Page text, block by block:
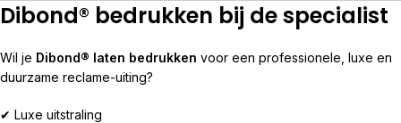
Dibond® bedrukken bij de specialist
Wil je Dibond® laten bedrukken voor een professionele, luxe en
duurzame reclame-uiting?
✔ Luxe uitstraling